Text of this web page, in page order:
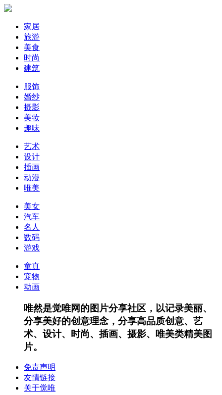
家居
旅游
美食
时尚
建筑
服饰
婚纱
摄影
美妆
趣味
艺术
设计
插画
动漫
唯美
美女
汽车
名人
数码
游戏
童真
宠物
动画
唯然是觉唯网的图片分享社区，以记录美丽、
分享美好的创意理念，分享高品质创意、艺
术、设计、时尚、插画、摄影、唯美类精美图
片。
免责声明
友情链接
关于觉唯